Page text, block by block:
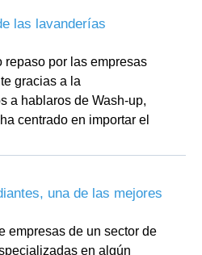
las lavanderías
repaso por las empresas
gracias a la
a hablaros de Wash-up,
centrado en importar el
una de las mejores
empresas de un sector de
en algún